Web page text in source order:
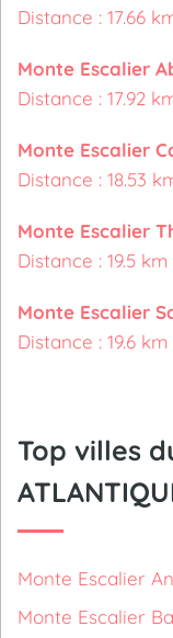
Distance : 17.66
Monte Escalier
Distance : 17.92
Monte Escalier
Distance : 18.53
Monte Escalier
Distance : 19.5 km
Monte Escalier
Distance : 19.6 km
Top villes
Monte Escalier
Monte Escalier